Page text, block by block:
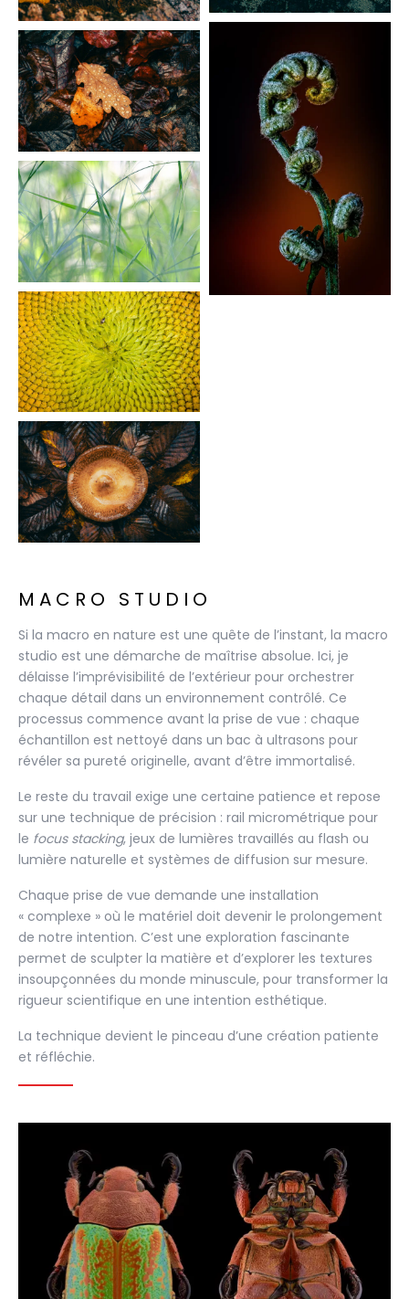
MACRO STUDIO
Si la macro en nature est une quête de l’instant, la macro
studio est une démarche de maîtrise absolue. Ici, je
délaisse l’imprévisibilité de l’extérieur pour orchestrer
chaque détail dans un environnement contrôlé. Ce
processus commence avant la prise de vue : chaque
échantillon est nettoyé dans un bac à ultrasons pour
révéler sa pureté originelle, avant d’être immortalisé.
Le reste du travail exige une certaine patience et repose
sur une technique de précision : rail micrométrique pour
le focus stacking, jeux de lumières travaillés au flash ou
lumière naturelle et systèmes de diffusion sur mesure.
Chaque prise de vue demande une installation
« complexe » où le matériel doit devenir le prolongement
de notre intention. C’est une exploration fascinante
permet de sculpter la matière et d’explorer les textures
insoupçonnées du monde minuscule, pour transformer la
rigueur scientifique en une intention esthétique.
La technique devient le pinceau d’une création patiente
et réfléchie.